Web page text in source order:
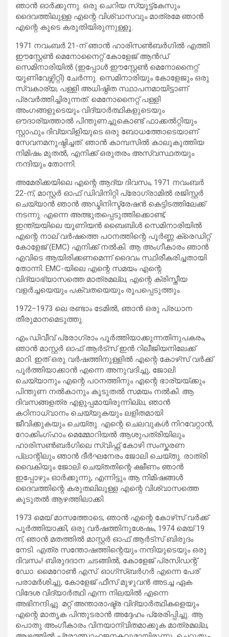
ഞാൻ ഓർക്കുന്നു. ഒരു ചെറിയ സ്യൂട്ട്കേസും
ദൈവത്തിലുള്ള എന്റെ വിശ്വാസവും മാത്രമേ ഞാൻ
എന്റെ കൂടെ കരുതിയിരുന്നുള്ളൂ.
1971 നവംബർ 21-ന് ഞാൻ ഹാരിസൺബർഗിൽ എത്തി
ഈസ്റ്റേൺ മെനോനൈറ്റ് കോളേജ് ആൻഡ്
സെമിനാരിയിൽ (ഇപ്പോൾ ഈസ്റ്റേൺ മെനോനൈറ്റ്
യൂണിവേഴ്സിറ്റി) ചേർന്നു. സെമിനാരിയും കോളേജും ഒരു
സ്വകാര്യ, പള്ളി അധിഷ്ഠിത സ്ഥാപനമായിട്ടാണ്
പ്രവർത്തിച്ചിരുന്നത്. മെനോനൈറ്റ് പള്ളി
അംഗങ്ങളുടെയും വിദ്യാർത്ഥികളുടെയും
ഔദാര്യത്താൽ പിന്തുണച്ചുകൊണ്ട് ഫാക്കൽറ്റിയും
സ്റ്റാഫും ദിവ്യവിളിയുടെ ഒരു ബോധത്തോടെയാണ്
സേവനമനുഷ്ഠിച്ചത്. ഞാൻ കാമ്പസിൽ കാലുകുത്തിയ
നിമിഷം മുതൽ, എനിക്ക് ഒരുതരം അസ്വസ്ഥതയും
നന്ദിയും തോന്നി.
അമേരിക്കയിലെ എന്റെ ആദ്യ ദിവസം, 1971 നവംബർ
22-ന്, മാസ്റ്റർ ഓഫ് ഡിവിനിറ്റി പ്രോഗ്രാമിൽ രജിസ്റ്റർ
ചെയ്യാൻ ഞാൻ അഡ്മിനിസ്ട്രേഷൻ കെട്ടിടത്തിലേക്ക്
നടന്നു. എന്നെ അത്ഭുതപ്പെടുത്തിക്കൊണ്ട്,
ഇന്ത്യയിലെ യൂണിയൻ ബൈബിൾ സെമിനാരിയിൽ
എന്റെ നാല് വർഷത്തെ പഠനത്തിന്റെ പൂർണ്ണ ക്രെഡിറ്റ്
കോളേജ് (EMC) എനിക്ക് നൽകി. ആ അംഗീകാരം ഞാൻ
എവിടെ ആയിരിക്കണമെന്ന് ദൈവം സ്ഥിരീകരിച്ചതായി
തോന്നി. EMC-യിലെ എന്റെ സമയം എന്റെ
വിദ്യാഭ്യാസത്തെ മാത്രമല്ല, എന്റെ ക്രിസ്തീയ
വളർച്ചയെയും പക്വതയെയും രൂപപ്പെടുത്തും.
1972–1973 ലെ രണ്ടാം ടേമിൽ, ഞാൻ ഒരു പ്രധാന
തീരുമാനമെടുത്തു.
എം.ഡിവീവ് പ്രോഗ്രാം പൂർത്തിയാക്കുന്നതിനുപകരം,
ഞാൻ മാസ്റ്റർ ഓഫ് ആർട്സ് ഇൻ റിലീജിയനിലേക്ക്
മാറി. ഇത് ഒരു വർഷത്തിനുള്ളിൽ എന്റെ കോഴ്‌സ് വർക്ക്
പൂർത്തിയാക്കാൻ എന്നെ അനുവദിച്ചു, ജോലി
ചെയ്യാനും എന്റെ പഠനത്തിനും എന്റെ ഭാര്യയ്ക്കും
പിന്തുണ നൽകാനും കൂടുതൽ സമയം നൽകി. ആ
ദിവസങ്ങളത്ര എളുപ്പമായിരുന്നില്ല, ഞാൻ
കഠിനാധ്വാനം ചെയ്യുകയും ലളിതമായി
ജീവിക്കുകയും ചെയ്തു. എന്റെ ചെലവുകൾ നിറവേറ്റാൻ,
റോക്കിംഗ്ഹാം മെമ്മോറിയൽ ആശുപത്രിയിലും
ഹാരിസൺബർഗിലെ സ്വിഫ്റ്റ് കോഴി സംസ്കരണ
പ്ലാന്റിലും ഞാൻ ദീർഘനേരം ജോലി ചെയ്തു. രാത്രി
വൈകിയും ജോലി ചെയ്തതിന്റെ ക്ഷീണം ഞാൻ
ഇപ്പോഴും ഓർക്കുന്നു, എന്നിട്ടും ആ നിമിഷങ്ങൾ
ദൈവത്തിന്റെ കരുതലിലുള്ള എന്റെ വിശ്വാസത്തെ
കൂടുതൽ ആഴത്തിലാക്കി.
1973 മെയ് മാസത്തോടെ, ഞാൻ എന്റെ കോഴ്‌സ് വർക്ക്
പൂർത്തിയാക്കി, ഒരു വർഷത്തിനുശേഷം, 1974 മെയ് 19
ന്, ഞാൻ മതത്തിൽ മാസ്റ്റർ ഓഫ് ആർട്സ് ബിരുദം
നേടി. എത്ര സന്തോഷത്തിന്റെയും നന്ദിയുടെയും ഒരു
ദിവസം! ബിരുദദാന ചടങ്ങിൽ, കോളേജ് പ്രസിഡന്റ്
ഡോ. മൈറോൺ എസ്. ഓഗ്‌സ്‌ബർഗർ എന്നെ പേര്
പരാമർശിച്ചു, കോളേജ് ഫീസ് മുഴുവൻ അടച്ച ഏക
വിദേശ വിദ്യാർത്ഥി എന്ന നിലയിൽ എന്നെ
അഭിനന്ദിച്ചു. മറ്റ് അന്താരാഷ്ട്ര വിദ്യാർത്ഥികളെയും
എന്റെ മാതൃക പിന്തുടരാൻ അദ്ദേഹം പ്രേരിപ്പിച്ചു. ആ
പൊതു അംഗീകാരം വിനയാന്വിതമാക്കുക മാത്രമല്ല,